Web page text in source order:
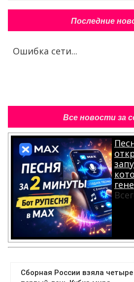
Последние
Ошибка сети...
Все новости за